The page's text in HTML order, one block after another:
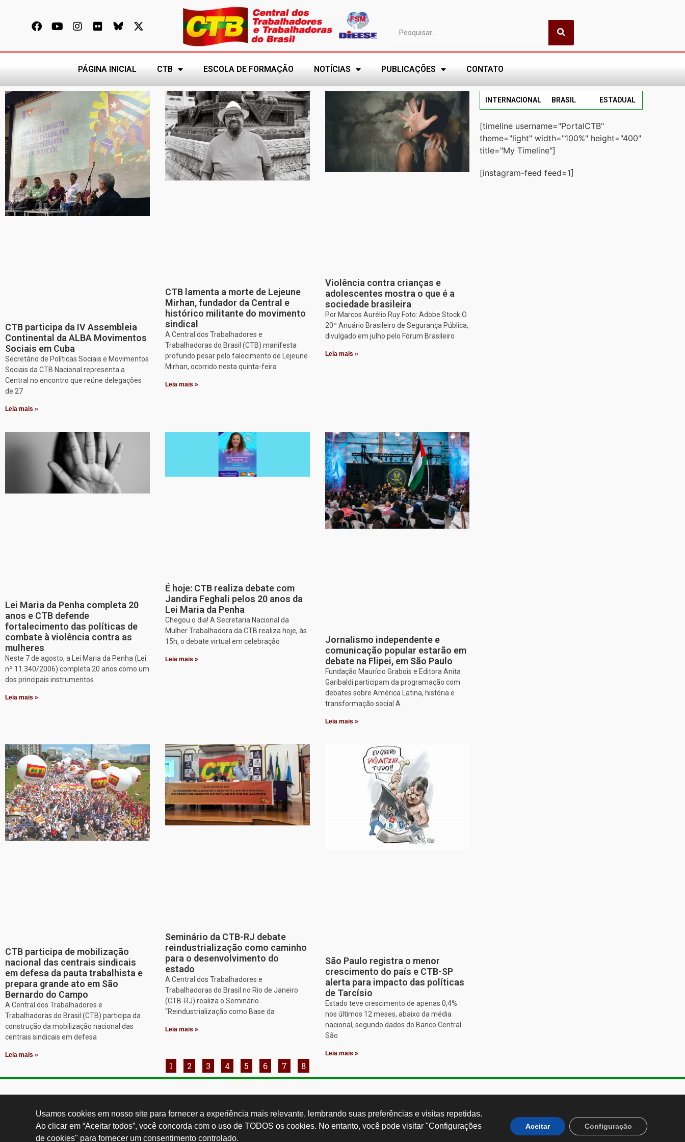
PÁGINA INICIAL CTB ESCOLA DE FORMAÇÃO NOTÍCIAS PUBLICAÇÕES CONTATO
CTB participa da IV Assembleia
Continental da ALBA Movimentos
Sociais em Cuba
Secretário de Políticas Sociais e Movimentos
Sociais da CTB Nacional representa a
Central no encontro que reúne delegações
de 27
Leia mais »
CTB lamenta a morte de Lejeune
Mirhan, fundador da Central e
histórico militante do movimento
sindical
A Central dos Trabalhadores e
Trabalhadoras do Brasil (CTB) manifesta
profundo pesar pelo falecimento de Lejeune
Mirhan, ocorrido nesta quinta-feira
Leia mais »
Violência contra crianças e
adolescentes mostra o que é a
sociedade brasileira
Por Marcos Aurélio Ruy Foto: Adobe Stock O
20º Anuário Brasileiro de Segurança Pública,
divulgado em julho pelo Fórum Brasileiro
Leia mais »
Lei Maria da Penha completa 20
anos e CTB defende
fortalecimento das políticas de
combate à violência contra as
mulheres
Neste 7 de agosto, a Lei Maria da Penha (Lei
nº 11.340/2006) completa 20 anos como um
dos principais instrumentos
Leia mais »
É hoje: CTB realiza debate com
Jandira Feghali pelos 20 anos da
Lei Maria da Penha
Chegou o dia! A Secretaria Nacional da
Mulher Trabalhadora da CTB realiza hoje, às
15h, o debate virtual em celebração
Leia mais »
Jornalismo independente e
comunicação popular estarão em
debate na Flipei, em São Paulo
Fundação Maurício Grabois e Editora Anita
Garibaldi participam da programação com
debates sobre América Latina, história e
transformação social A
Leia mais »
CTB participa de mobilização
nacional das centrais sindicais
em defesa da pauta trabalhista e
prepara grande ato em São
Bernardo do Campo
A Central dos Trabalhadores e
Trabalhadoras do Brasil (CTB) participa da
construção da mobilização nacional das
centrais sindicais em defesa
Leia mais »
Seminário da CTB-RJ debate
reindustrialização como caminho
para o desenvolvimento do
estado
A Central dos Trabalhadores e
Trabalhadoras do Brasil no Rio de Janeiro
(CTB-RJ) realiza o Seminário
“Reindustrialização como Base da
Leia mais »
São Paulo registra o menor
crescimento do país e CTB-SP
alerta para impacto das políticas
de Tarcísio
Estado teve crescimento de apenas 0,4%
nos últimos 12 meses, abaixo da média
nacional, segundo dados do Banco Central
São
Leia mais »
1 2 3 4 5 6 7 8
INTERNACIONAL BRASIL ESTADUAL
[timeline username="PortalCTB"
theme="light" width="100%" height="400"
title="My Timeline"]
[instagram-feed feed=1]
Paulo - SP - Brasil CEP: 01251-001
Usamos cookies em nosso site para fornecer a experiência mais relevante, lembrando suas preferências e visitas repetidas.
Ao clicar em “Aceitar todos”, você concorda com o uso de TODOS os cookies. No entanto, você pode visitar "Configurações
de cookies" para fornecer um consentimento controlado.
Aceitar Configuração